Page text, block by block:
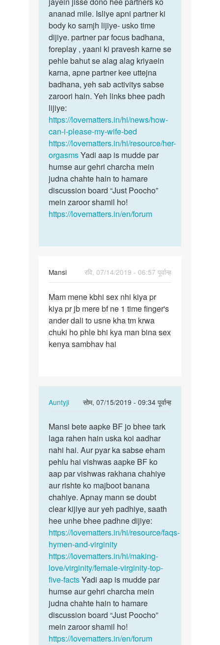
girlfriend
Mujhse…
by
Vighnesh
gupta
sex
ke
liye…
ananad mile. Isliye apni partner ki
body ko samjh lijiye- usko time
dijiye. partner par focus badhana,
foreplay , yaani ki pravesh karne se
pehle bahut se alag alag kriyaein
karna, apne partner kee uttejna
badhana, yeh sab activitys sabse
zaroori hain. Yeh links bhee padh
lijiye:
https://lovematters.in/hi/news/how-
can-i-please-my-wife-bed
https://lovematters.in/hi/resource/her-
orgasmsYadi aap is mudde par
humse aur gehri charcha mein
judna chahte hain to hamare
discussion board “Just Poocho”
mein zaroor shamil ho!
https://lovematters.in/en/forum
Mansi
रवि, 07/14/2019 - 06:57 पूर्वान्ह
Mam
mene
kbhi
sex
nhi
Mam mene kbhi sex nhi kiya pr
kiya pr jb mere bf ne 1 time finger's
ander dali to usne kha tm krwa
chuki ho phle bhi kya man bina sex
kenya sambhav hai
Auntyji
सोम, 07/15/2019 - 09:34 पूर्वान्ह
In
to
Mam
mene
kbhi
sex
nhi
kiya…
by
Mansi
Mansi
bete
aapke
BF
jo
bhee…
Mansi bete aapke BF jo bhee tark
laga rahen hain uska koi aadhar
nahi hai. Aur pyar ka sabse eham
pehlu hai vishwas aapke BF ko
aap par vishwas rakhana chahiye
aur rishte ko majboot banana
chahiye. Apnay mann se doubt
clear kijiye aur yeh padhiye, saath
hee unhe bhee padhne dijiye:
https://lovematters.in/hi/resource/faqs-
hymen-and-virginity
https://lovematters.in/hi/making-
love/virginity/female-virginity-top-
five-factsYadi aap is mudde par
humse aur gehri charcha mein
judna chahte hain to hamare
discussion board “Just Poocho”
mein zaroor shamil ho!
https://lovematters.in/en/forum